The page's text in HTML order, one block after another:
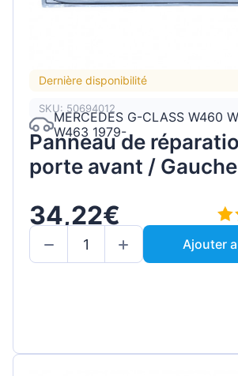
Dernière disponibilité
SKU: 50694012
MERCEDES G-CLASS W460
W463 1979-
Panneau de
porte avant / Gauche
34,22€
Ajouter